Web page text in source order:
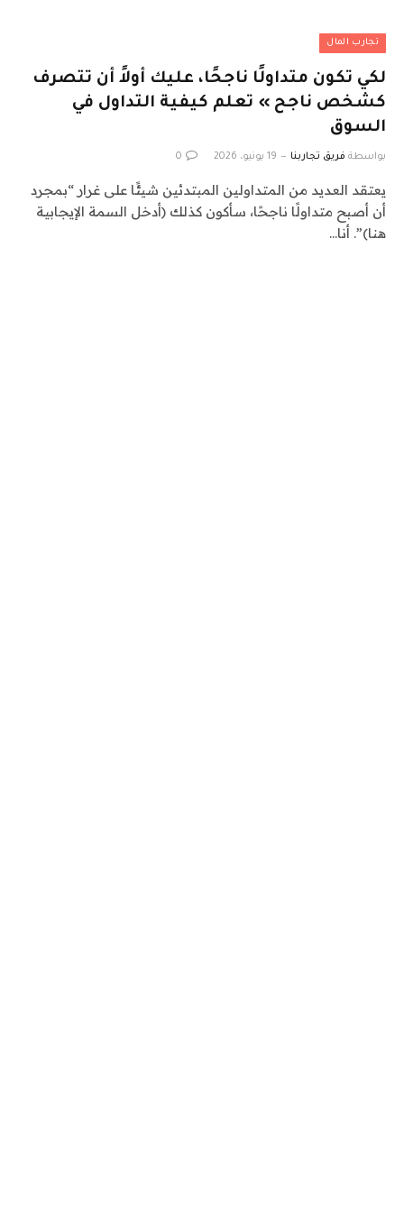
تجارب المال
لكي تكون متداولًا ناجحًا، عليك أولاً أن تتصرف
كشخص ناجح » تعلم كيفية التداول في
السوق
بواسطة فريق تجاربنا 19 يونيو، 2026 0
يعتقد العديد من المتداولين المبتدئين شيئًا على غرار “بمجرد
أن أصبح متداولًا ناجحًا، سأكون كذلك (أدخل السمة الإيجابية
هنا)”. أنا…